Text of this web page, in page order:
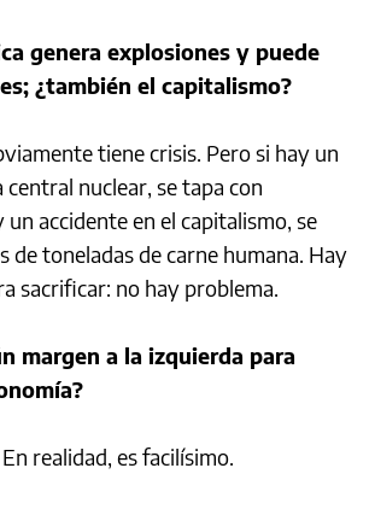
genera explosiones y puede
¿también el capitalismo?
tiene crisis. Pero si hay un
central nuclear, se tapa con
accidente en el capitalismo, se
de toneladas de carne humana. Hay
sacrificar: no hay problema.
margen a la izquierda para
realidad, es facilísimo.